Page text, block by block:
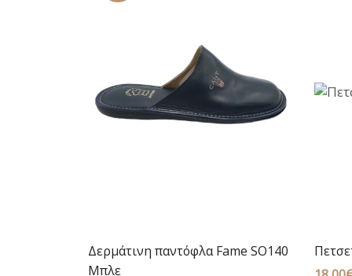
Δερμάτινη παντόφλα Fame SO140
Μπλε